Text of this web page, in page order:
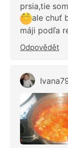
prsia,tie
ale chuť
máji podľa
Odpovědět